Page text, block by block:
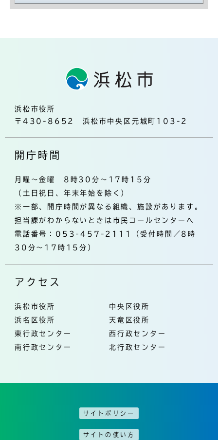
浜松市役所
〒430-8652 浜松市中央区元城町103-2
開庁時間
月曜～金曜 8時30分～17時15分
（土日祝日、年末年始を除く）
※一部、開庁時間が異なる組織、施設があります。
担当課がわからないときは市民コールセンターへ
電話番号：053-457-2111（受付時間／8時
30分～17時15分）
アクセス
浜松市役所
中央区役所
浜名区役所
天竜区役所
東行政センター
西行政センター
南行政センター
北行政センター
サイトポリシー
サイトの使い方